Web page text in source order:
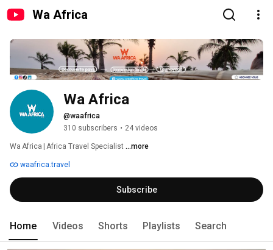
Wa Africa
Wa Africa
@waafrica
310 subscribers • 24 videos
Wa Africa | Africa Travel Specialist ...more
waafrica.travel
Subscribe
Home Videos Shorts Playlists Search